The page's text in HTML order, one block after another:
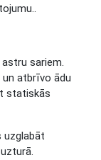
sariem.
atbrīvo ādu
statiskās
uzglabāt